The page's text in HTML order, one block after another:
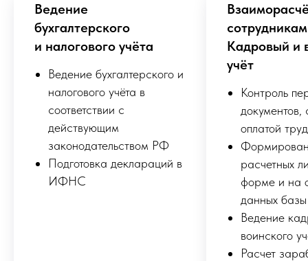
Ведение
бухгалтерского
и налогового учёта
Ведение бухгалтерского и
налогового учёта в
соответствии с
действующим
законодательством РФ
Подготовка деклараций в
ИФНС
Кадровый и
учёт
Контроль
документов,
оплатой
расчетных
форме и на
данных
Ведение
воинского
Расчет